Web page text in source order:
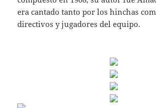
era cantado tanto por los hinchas
directivos y jugadores del equipo.